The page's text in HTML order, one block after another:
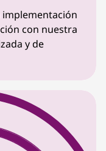
implementación
con nuestra
y de